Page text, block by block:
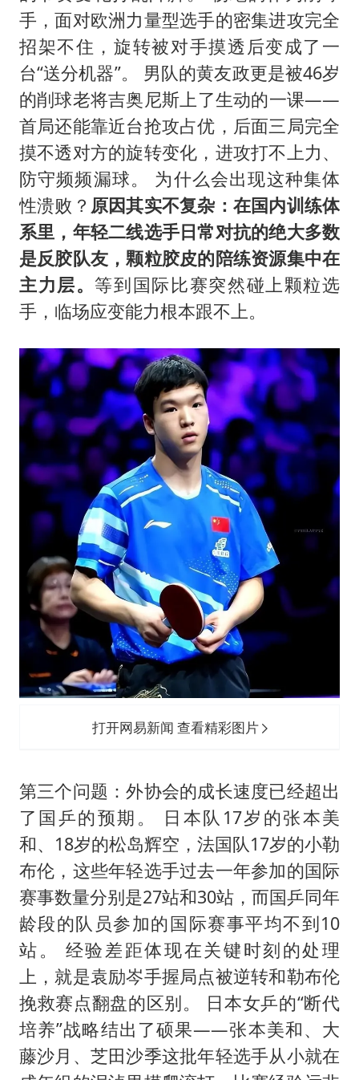
手，面对欧洲力量型选手的密集进攻完全
招架不住，旋转被对手摸透后变成了一
台“送分机器”。 男队的黄友政更是被46岁
的削球老将吉奥尼斯上了生动的一课——
首局还能靠近台抢攻占优，后面三局完全
摸不透对方的旋转变化，进攻打不上力、
防守频频漏球。 为什么会出现这种集体
性溃败？ 原因其实不复杂：在国内训练体
系里，年轻二线选手日常对抗的绝大多数
是反胶队友，颗粒胶皮的陪练资源集中在
主力层。等到国际比赛突然碰上颗粒选
手，临场应变能力根本跟不上。
打开网易新闻 查看精彩图片
第三个问题：外协会的成长速度已经超出
了国乒的预期。 日本队17岁的张本美
和、18岁的松岛辉空，法国队17岁的小勒
布伦，这些年轻选手过去一年参加的国际
赛事数量分别是27站和30站，而国乒同年
龄段的队员参加的国际赛事平均不到10
站。 经验差距体现在关键时刻的处理
上，就是袁励岑手握局点被逆转和勒布伦
挽救赛点翻盘的区别。 日本女乒的“断代
培养”战略结出了硕果——张本美和、大
藤沙月、芝田沙季这批年轻选手从小就在